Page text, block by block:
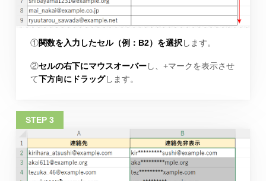
①関数を入力したセル（例：B2）を選択します。
②セルの右下にマウスオーバーし、+マークを表示させ
て下方向にドラッグします。